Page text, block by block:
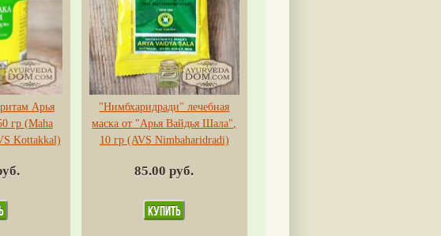
Арья
гр (Maha
Kottakkal)
"Нимбхаридради" лечебная
маска от "Арья Вайдья Шала",
10 гр (AVS Nimbaharidradi)
85.00 руб.